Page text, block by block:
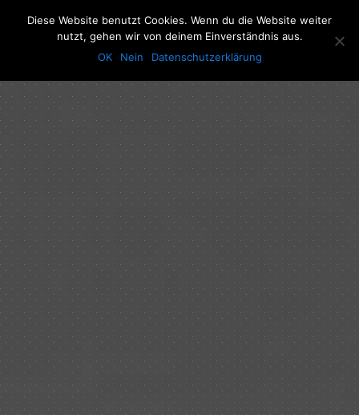
The Howling Men
Diese Website benutzt Cookies. Wenn du die Website weiter
nutzt, gehen wir von deinem Einverständnis aus.
OK
Nein Datenschutzerklärung